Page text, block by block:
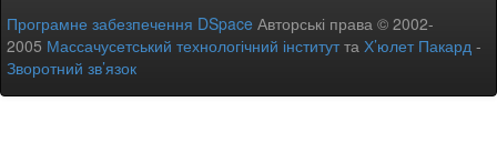
Програмне забезпечення DSpace Авторські права © 2002-
2005 Массачусетський технологічний інститутта Х’юлет Пакард -
Зворотний зв’язок